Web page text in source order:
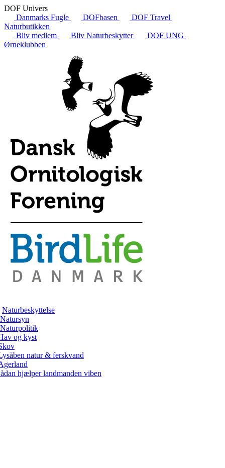
DOF Univers
Danmarks Fugle
DOFbasen
DOF Travel
Naturbutikken
Bliv medlem
Bliv Naturbeskytter
DOF UNG
Ørneklubben
Naturbeskyttelse
Natursyn
Naturpolitik
og kyst
natur & ferskvand
hjælper landmanden viben